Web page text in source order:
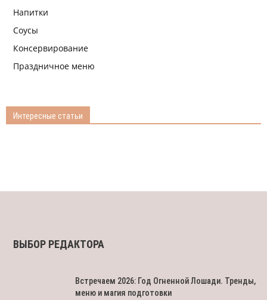
Напитки
Соусы
Консервирование
Праздничное меню
Интересные статьи
ВЫБОР РЕДАКТОРА
Встречаем 2026: Год Огненной Лошади. Тренды,
меню и магия подготовки